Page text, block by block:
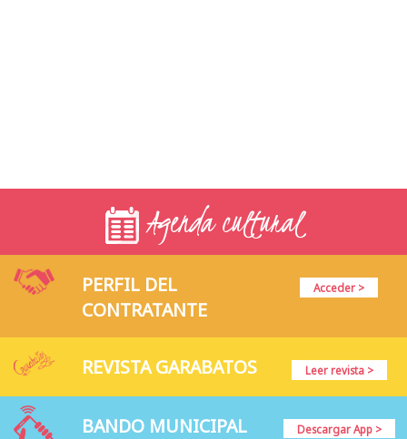
Agenda cultural
PERFIL DEL
CONTRATANTE
Acceder >
REVISTA GARABATOS Leer revista >
BANDO MUNICIPAL Descargar App >